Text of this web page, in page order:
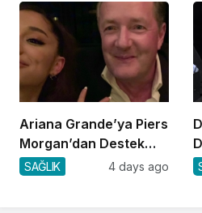
Ariana Grande’ya Piers
Morgan’dan Destek
Geldi!
SAĞLIK 4 days ago